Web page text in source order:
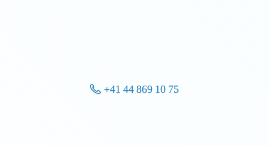
+41 44 869 10 75